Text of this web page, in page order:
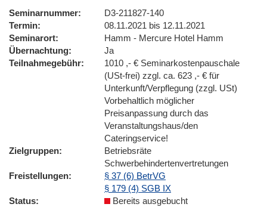
Seminarnummer
D3-211827-140
Termin
08.11.2021 bis 12.11.2021
Seminarort
Hamm - Mercure Hotel Hamm
Übernachtung
Ja
Teilnahmegebühr
1010 ,- € Seminarkostenpauschale
(USt-frei) zzgl. ca. 623 ,- € für
Unterkunft/Verpflegung (zzgl. USt)
Vorbehaltlich möglicher
Preisanpassung durch das
Veranstaltungshaus/den
Cateringservice!
Zielgruppen
Betriebsräte
Schwerbehindertenvertretungen
Freistellungen
§ 37 (6) BetrVG
§ 179 (4) SGB IX
Status
Bereits ausgebucht